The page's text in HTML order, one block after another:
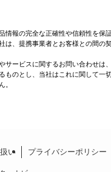
報の完全な正確性や信頼性を保
、提携事業者とお客様との間
ービスに関するお問い合わせは
のとし、当社はこれに関して一
。
い プライバシーポリシー